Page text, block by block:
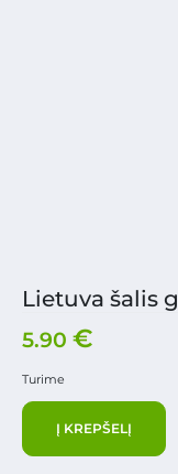
Lietuva šalis
5.90 €
Turime
Į KREPŠELĮ